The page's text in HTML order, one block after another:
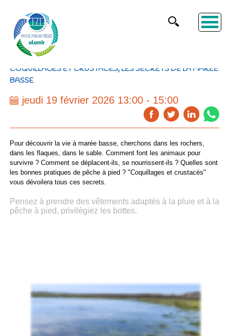
COQUILLAGES ET CRUSTACÉS, LES SECRETS DE LA MARÉE
BASSE
jeudi 19 février 2026 13:00 - 15:00
Pour découvrir la vie à marée basse, cherchons dans les rochers,
dans les flaques, dans le sable. Comment font les animaux pour
survivre ? Comment se déplacent-ils, se nourrissent-ils ? Quelles sont
les bonnes pratiques de pêche à pied ? "Coquillages et crustacés"
vous dévoilera tous ces secrets.
Pensez à prendre des vêtements adaptés à la pluie et à la
pêche à pied, privilégiez les bottes.